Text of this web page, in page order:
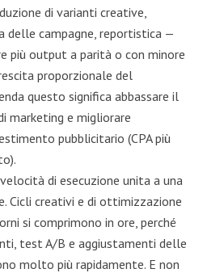
di varianti creative,
delle campagne, reportistica —
più output a parità o con minore
proporzionale del
questo significa abbassare il
marketing e migliorare
pubblicitario (CPA più
di esecuzione unita a una
Cicli creativi e di ottimizzazione
si comprimono in ore, perché
test A/B e aggiustamenti delle
molto più rapidamente. E non